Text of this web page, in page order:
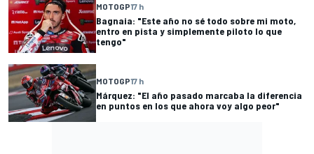
MOTOGP17 h
Bagnaia: "Este año no sé todo sobre mi moto,
entro en pista y simplemente piloto lo que
tengo"
MOTOGP17 h
Márquez: "El año pasado marcaba la diferencia
en puntos en los que ahora voy algo peor"